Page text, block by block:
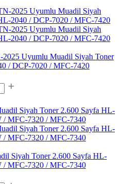
Uyumlu Muadil Siyah Toner
/ DCP-7020 / MFC-7420
Siyah Toner 2.600 Sayfa HL-
MFC-7320 / MFC-7340